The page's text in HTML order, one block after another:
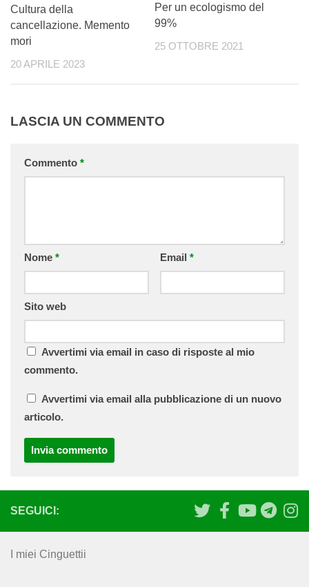
Cultura della
cancellazione. Memento
mori
20 APRILE 2023
Per un ecologismo del
99%
25 OTTOBRE 2021
LASCIA UN COMMENTO
Commento *
Nome * Email *
Sito web
Avvertimi via email in caso di risposte al mio
commento.
Avvertimi via email alla pubblicazione di un nuovo
articolo.
SEGUICI:
I miei Cinguettii